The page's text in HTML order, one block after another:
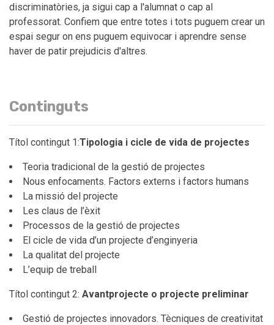
discriminatòries, ja sigui cap a l'alumnat o cap al
professorat. Confiem que entre totes i tots puguem crear un
espai segur on ens puguem equivocar i aprendre sense
haver de patir prejudicis d'altres.
Continguts
Títol contingut 1:Tipologia i cicle de vida de projectes
Teoria tradicional de la gestió de projectes
Nous enfocaments. Factors externs i factors humans
La missió del projecte
Les claus de l’èxit
Processos de la gestió de projectes
El cicle de vida d’un projecte d’enginyeria
La qualitat del projecte
L’equip de treball
Títol contingut 2: Avantprojecte o projecte preliminar
Gestió de projectes innovadors. Tècniques de creativitat